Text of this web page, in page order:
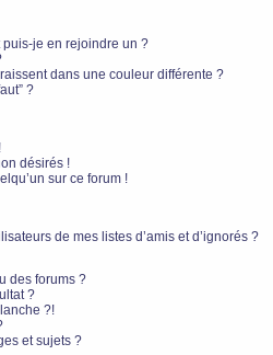
puis-je en rejoindre un ?
dans une couleur différente ?
?
désirés !
sur ce forum !
de mes listes d’amis et d’ignorés ?
des forums ?
?
?!
et sujets ?